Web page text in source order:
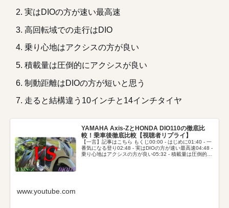
実はDIOの方が速い最高速
高回転域での走行はDIO
乗り心地はアクシスの方が良い
積載量は圧倒的にアクシスが良い
制動距離はDIOの方が短いと思う
走ると結構違う10インチと14インチタイヤ
YAMAHA Axis-ZとHONDA DIO110の徹底比
較！乗車後徹底比較【視聴者リプライ】
【一言】記事はこちら ‎もくじ00:00 - はじめに01:40 - 一
番気になる登り02:48 - 実はDIOの方が速い最高速04:48 -
乗り心地はアクシスの方が良い05:32 - 積載量は圧倒的に
www.youtube.com